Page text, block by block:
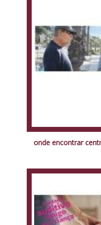
onde encontrar